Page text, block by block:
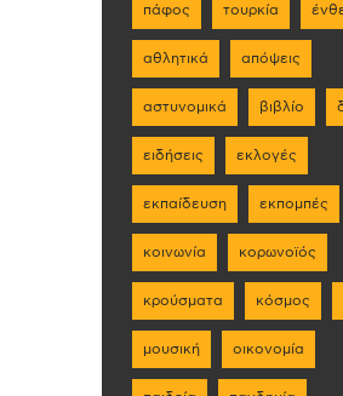
πάφος τουρκία
αθλητικά απόψεις
αστυνομικά βιβλίο
ειδήσεις εκλογές
εκπαίδευση εκπομπές
κοινωνία κορωνοϊός
κρούσματα κόσμος
μουσική οικονομία